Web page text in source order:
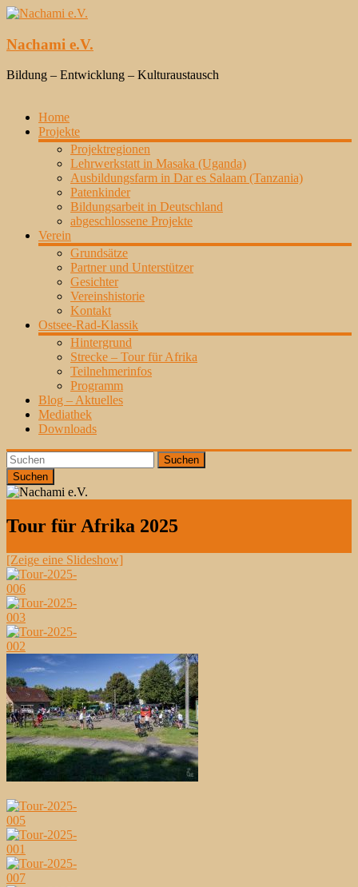
Zum
springen
Nachami e.V.
Bildung – Entwicklung – Kulturaustausch
Home
Projekte
Projektregionen
Lehrwerkstatt in Masaka (Uganda)
Ausbildungsfarm in Dar es Salaam (Tanzania)
Patenkinder
Bildungsarbeit in Deutschland
abgeschlossene Projekte
Verein
Grundsätze
Partner und Unterstützer
Gesichter
Vereinshistorie
Kontakt
Ostsee-Rad-Klassik
Hintergrund
Strecke – Tour für Afrika
Teilnehmerinfos
Programm
Blog – Aktuelles
Mediathek
Downloads
Suchen
Tour für Afrika 2025
[Zeige eine Slideshow]